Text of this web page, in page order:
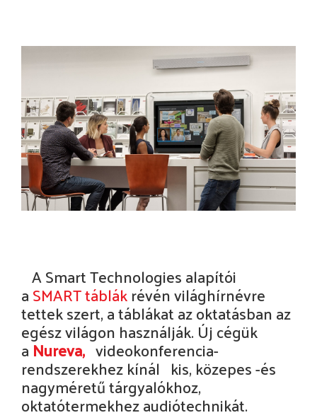
A Smart Technologies alapítói
aSMART táblákrévén világhírnévre
tettek szert, a táblákat az oktatásban az
egész világon használják. Új cégük
aNureva, videokonferencia-
rendszerekhez kínál kis, közepes -és
nagyméretű tárgyalókhoz,
oktatótermekhez audiótechnikát.